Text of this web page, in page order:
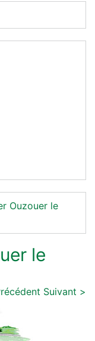
Ouzouer le
le
Suivant >